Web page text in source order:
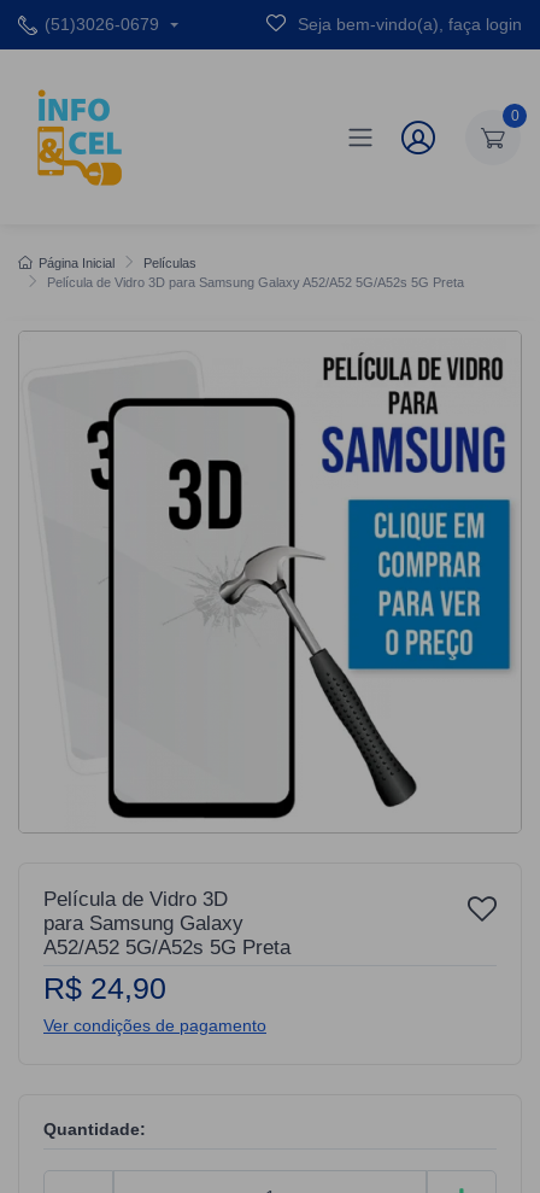
(51)3026-0679 Seja bem-vindo(a), faça login
0
Página Inicial
Películas
Película de Vidro 3D para Samsung Galaxy A52/A52 5G/A52s 5G Preta
Película de Vidro 3D
para Samsung Galaxy
A52/A52 5G/A52s 5G Preta
R$ 24,90
Ver condições de pagamento
Quantidade: